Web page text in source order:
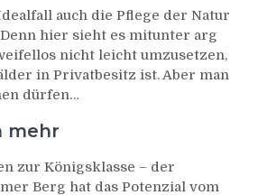
auch die Pflege der Natur
hier sieht es mitunter arg
nicht leicht umzusetzen,
in Privatbesitz ist. Aber man
dürfen…
mehr
zur Königsklasse – der
Berg hat das Potenzial vom